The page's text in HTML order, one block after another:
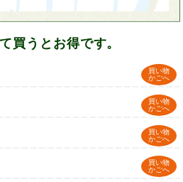
買うとお得です。
買い物
かごへ
買い物
かごへ
買い物
かごへ
買い物
かごへ